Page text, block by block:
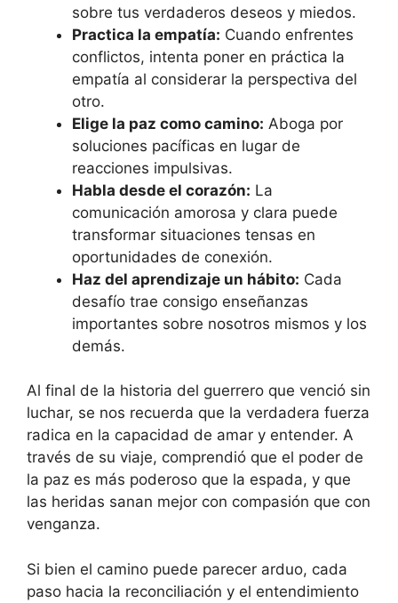
sobre tus verdaderos deseos y miedos.
Practica la empatía: Cuando enfrentes
conflictos, intenta poner en práctica la
empatía al considerar la perspectiva del
otro.
Elige la paz como camino: Aboga por
soluciones pacíficas en lugar de
reacciones impulsivas.
Habla desde el corazón: La
comunicación amorosa y clara puede
transformar situaciones tensas en
oportunidades de conexión.
Haz del aprendizaje un hábito: Cada
desafío trae consigo enseñanzas
importantes sobre nosotros mismos y los
demás.
Al final de la historia del guerrero que venció sin
luchar, se nos recuerda que la verdadera fuerza
radica en la capacidad de amar y entender. A
través de su viaje, comprendió que el poder de
la paz es más poderoso que la espada, y que
las heridas sanan mejor con compasión que con
venganza.
Si bien el camino puede parecer arduo, cada
paso hacia la reconciliación y el entendimiento